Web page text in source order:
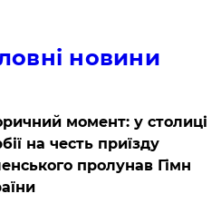
новини
момент: у столиці
на честь приїзду
пролунав Гімн